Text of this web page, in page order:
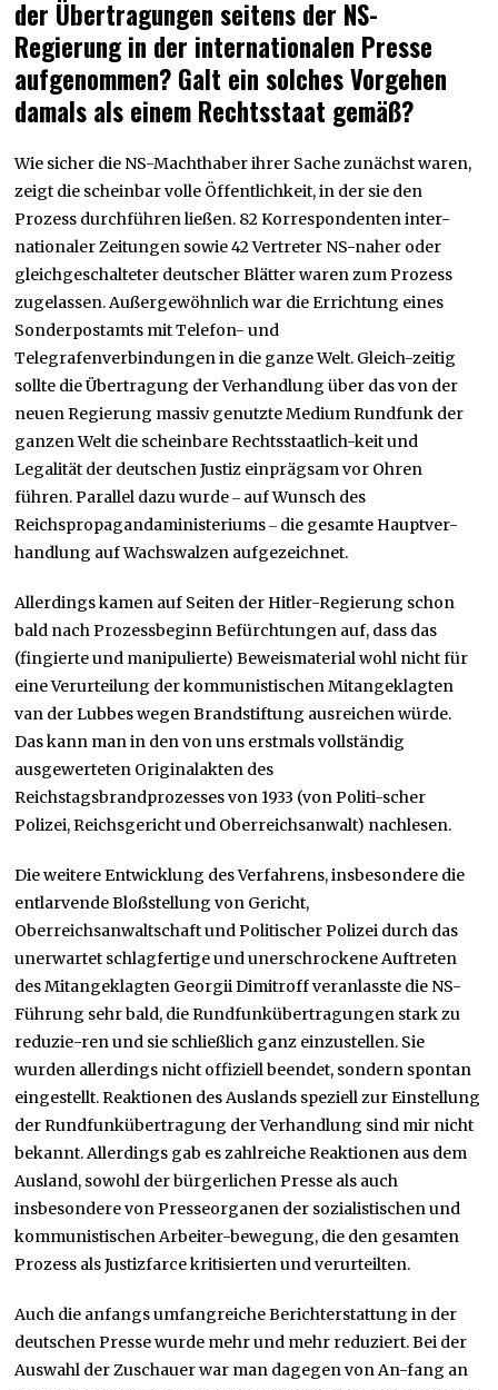
der Übertragungen seitens der NS-
Regierung in der internationalen Presse
aufgenommen? Galt ein solches Vorgehen
damals als einem Rechtsstaat gemäß?
Wie sicher die NS-Machthaber ihrer Sache zunächst waren,
zeigt die scheinbar volle Öffentlichkeit, in der sie den
Prozess durchführen ließen. 82 Korrespondenten inter-
nationaler Zeitungen sowie 42 Vertreter NS-naher oder
gleichgeschalteter deutscher Blätter waren zum Prozess
zugelassen. Außergewöhnlich war die Errichtung eines
Sonderpostamts mit Telefon- und
Telegrafenverbindungen in die ganze Welt. Gleich-zeitig
sollte die Übertragung der Verhandlung über das von der
neuen Regierung massiv genutzte Medium Rundfunk der
ganzen Welt die scheinbare Rechtsstaatlich-keit und
Legalität der deutschen Justiz einprägsam vor Ohren
führen. Parallel dazu wurde ‒ auf Wunsch des
Reichspropagandaministeriums ‒ die gesamte Hauptver-
handlung auf Wachswalzen aufgezeichnet.
Allerdings kamen auf Seiten der Hitler-Regierung schon
bald nach Prozessbeginn Befürchtungen auf, dass das
(fingierte und manipulierte) Beweismaterial wohl nicht für
eine Verurteilung der kommunistischen Mitangeklagten
van der Lubbes wegen Brandstiftung ausreichen würde.
Das kann man in den von uns erstmals vollständig
ausgewerteten Originalakten des
Reichstagsbrandprozesses von 1933 (von Politi-scher
Polizei, Reichsgericht und Oberreichsanwalt) nachlesen.
Die weitere Entwicklung des Verfahrens, insbesondere die
entlarvende Bloßstellung von Gericht,
Oberreichsanwaltschaft und Politischer Polizei durch das
unerwartet schlagfertige und unerschrockene Auftreten
des Mitangeklagten Georgii Dimitroff veranlasste die NS-
Führung sehr bald, die Rundfunkübertragungen stark zu
reduzie-ren und sie schließlich ganz einzustellen. Sie
wurden allerdings nicht offiziell beendet, sondern spontan
eingestellt. Reaktionen des Auslands speziell zur Einstellung
der Rundfunkübertragung der Verhandlung sind mir nicht
bekannt. Allerdings gab es zahlreiche Reaktionen aus dem
Ausland, sowohl der bürgerlichen Presse als auch
insbesondere von Presseorganen der sozialistischen und
kommunistischen Arbeiter-bewegung, die den gesamten
Prozess als Justizfarce kritisierten und verurteilten.
Auch die anfangs umfangreiche Berichterstattung in der
deutschen Presse wurde mehr und mehr reduziert. Bei der
Auswahl der Zuschauer war man dagegen von An-fang an